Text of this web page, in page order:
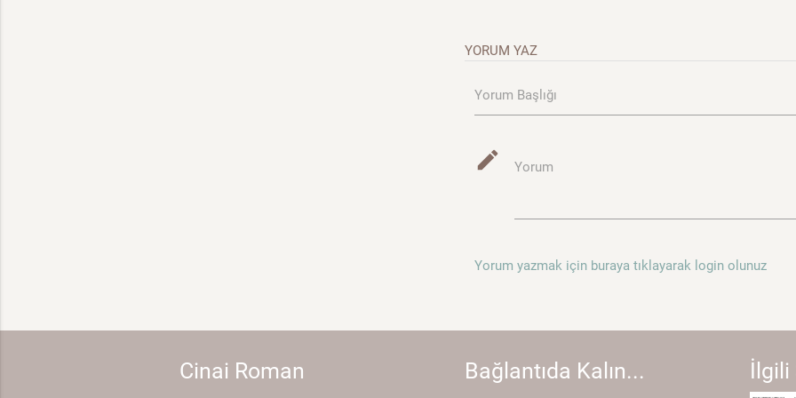
YORUM YAZ
Yorum Başlığı
mode_edit Yorum
Yorum yazmak için buraya tıklayarak login olunuz
Cinai Roman Bağlantıda Kalın... İlgili